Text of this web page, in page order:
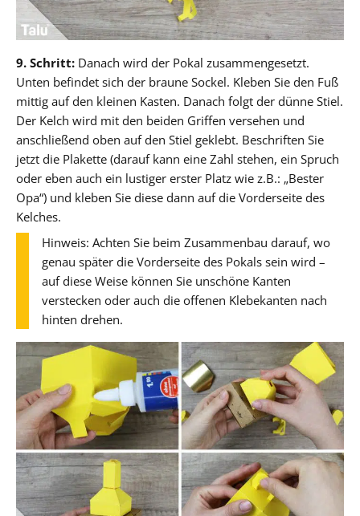
9. Schritt: Danach wird der Pokal zusammengesetzt.
Unten befindet sich der braune Sockel. Kleben Sie den Fuß
mittig auf den kleinen Kasten. Danach folgt der dünne Stiel.
Der Kelch wird mit den beiden Griffen versehen und
anschließend oben auf den Stiel geklebt. Beschriften Sie
jetzt die Plakette (darauf kann eine Zahl stehen, ein Spruch
oder eben auch ein lustiger erster Platz wie z.B.: „Bester
Opa“) und kleben Sie diese dann auf die Vorderseite des
Kelches.
Hinweis: Achten Sie beim Zusammenbau darauf, wo
genau später die Vorderseite des Pokals sein wird –
auf diese Weise können Sie unschöne Kanten
verstecken oder auch die offenen Klebekanten nach
hinten drehen.